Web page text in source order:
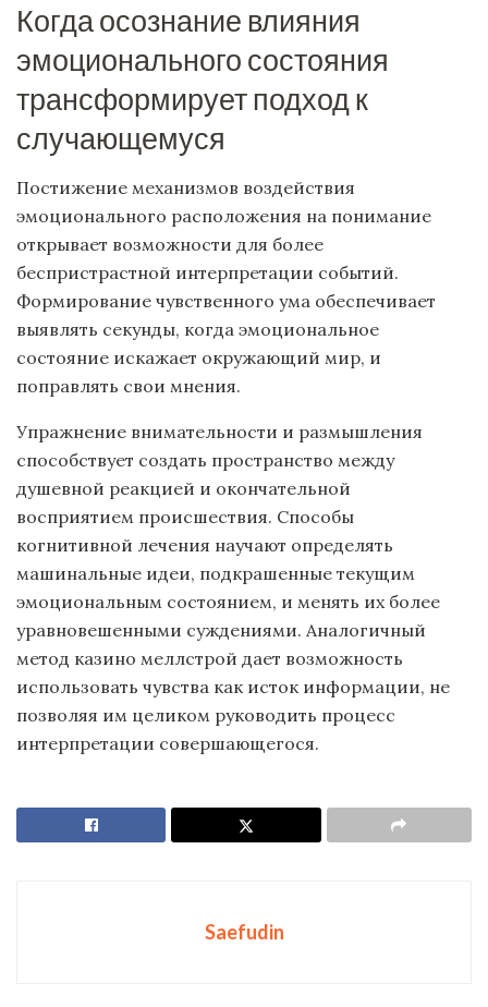
Когда осознание влияния
эмоционального состояния
трансформирует подход к
случающемуся
Постижение механизмов воздействия
эмоционального расположения на понимание
открывает возможности для более
беспристрастной интерпретации событий.
Формирование чувственного ума обеспечивает
выявлять секунды, когда эмоциональное
состояние искажает окружающий мир, и
поправлять свои мнения.
Упражнение внимательности и размышления
способствует создать пространство между
душевной реакцией и окончательной
восприятием происшествия. Способы
когнитивной лечения научают определять
машинальные идеи, подкрашенные текущим
эмоциональным состоянием, и менять их более
уравновешенными суждениями. Аналогичный
метод казино меллстрой дает возможность
использовать чувства как исток информации, не
позволяя им целиком руководить процесс
интерпретации совершающегося.
Saefudin